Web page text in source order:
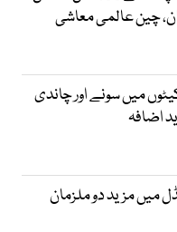
چین عالمی معاشی
میں سونے اور چاندی
اضافہ
میں مزید دو ملزمان